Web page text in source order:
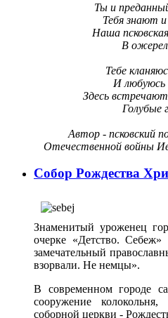
Ты и
Тебя знают
Наша
В
Тебе
И любуюсь
Здесь встречают
Голубые
Автор - псковский
Отечественной войны
Собор Рождества
Знаменитый уроженец
очерке «Детство.
замечательный
взорвали. Не немцы».
В современном городе
сооружение
соборной церкви -